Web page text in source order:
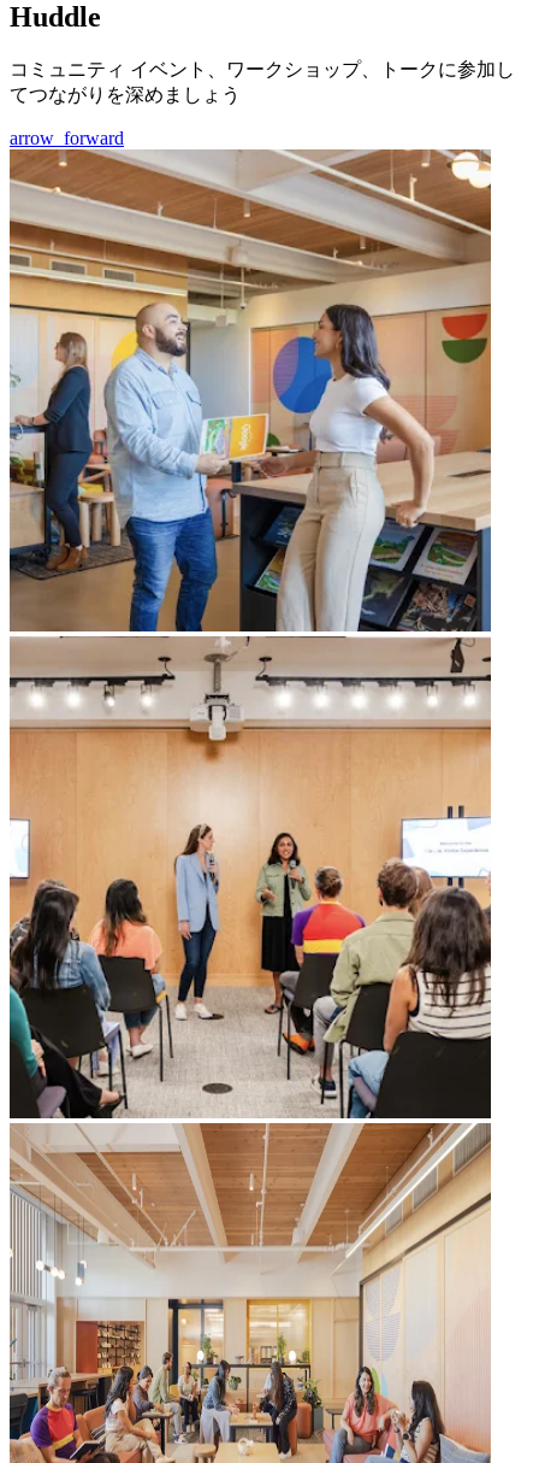
Huddle
コミュニティ イベント、ワークショップ、トークに参加し
てつながりを深めましょう
arrow_forward